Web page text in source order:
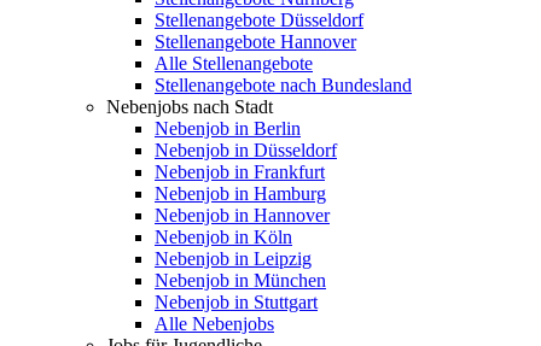
Stellenangebote Düsseldorf
Stellenangebote Hannover
Alle Stellenangebote
Stellenangebote nach Bundesland
Nebenjobs nach Stadt
Nebenjob in Berlin
Nebenjob in Düsseldorf
Nebenjob in Frankfurt
Nebenjob in Hamburg
Nebenjob in Hannover
Nebenjob in Köln
Nebenjob in Leipzig
Nebenjob in München
Nebenjob in Stuttgart
Alle Nebenjobs